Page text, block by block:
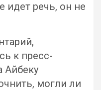
идет речь, он не
к пресс-
Айбеку
могли ли